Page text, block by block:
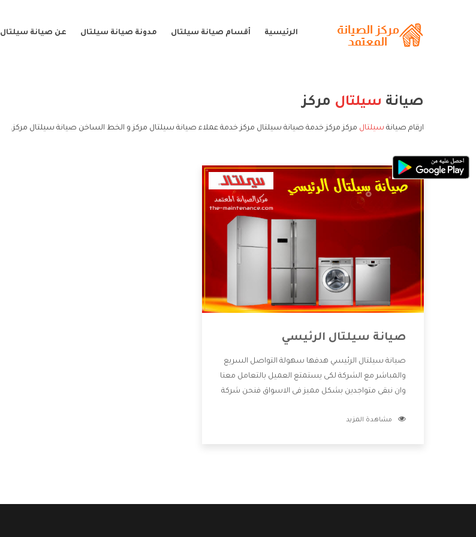
الرئيسية أقسام صيانة سيلتال مدونة صيانة سيلتال عن صيانة سيلتال
صيانة سيلتال مركز
ارقام صيانة سيلتال مركز مركز خدمة صيانة سيلتال مركز خدمة عملاء صيانة سيلتال مركز و الخط الساخن صيانة سيلتال مركز.
صيانة سيلتال الرئيسي
صيانة سيلتال الرئيسي هدفها سهولة التواصل السريع
والمباشر مع الشركة لكى يستمتع العميل بالتعامل معنا
وان نبقى متواجدين بشكل مميز فى الاسواق فنحن شركة
بالخدمات التى تنفرد الشركة بها والتى تكون منها خدمة
مشاهدة المزيد